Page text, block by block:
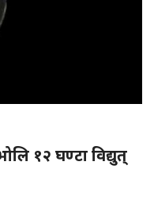
१२ घण्टा विद्युत्